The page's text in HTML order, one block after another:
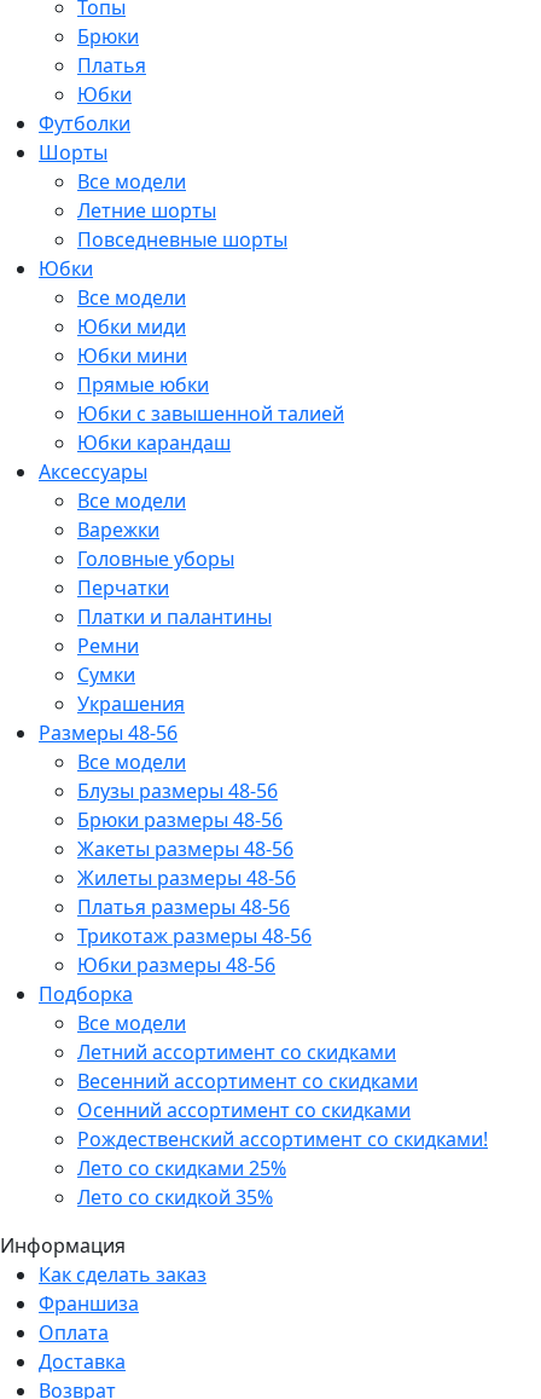
Топы
Брюки
Платья
Юбки
Футболки
Шорты
Все модели
Летние шорты
Повседневные шорты
Юбки
Все модели
Юбки миди
Юбки мини
Прямые юбки
Юбки с завышенной талией
Юбки карандаш
Аксессуары
Все модели
Варежки
Головные уборы
Перчатки
Платки и палантины
Ремни
Сумки
Украшения
Размеры 48-56
Все модели
Блузы размеры 48-56
Брюки размеры 48-56
Жакеты размеры 48-56
Жилеты размеры 48-56
Платья размеры 48-56
Трикотаж размеры 48-56
Юбки размеры 48-56
Подборка
Все модели
Летний ассортимент со скидками
Весенний ассортимент со скидками
Осенний ассортимент со скидками
Рождественский ассортимент со скидками!
Лето со скидками 25%
Лето со скидкой 35%
Информация
Как сделать заказ
Франшиза
Оплата
Доставка
Возврат